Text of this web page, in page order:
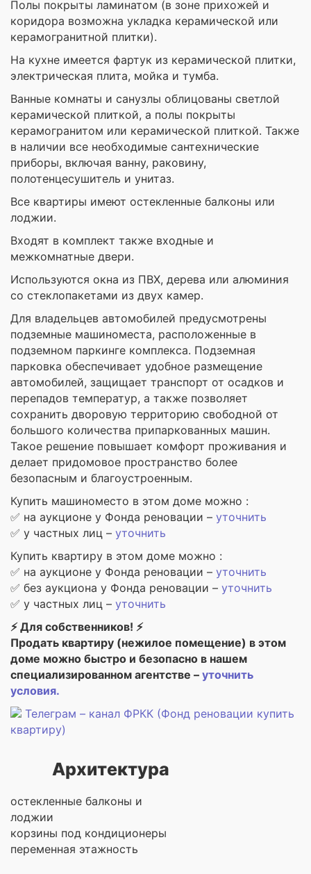
Полы покрыты ламинатом (в зоне прихожей и
коридора возможна укладка керамической или
керамогранитной плитки).
На кухне имеется фартук из керамической плитки,
электрическая плита, мойка и тумба.
Ванные комнаты и санузлы облицованы светлой
керамической плиткой, а полы покрыты
керамогранитом или керамической плиткой. Также
в наличии все необходимые сантехнические
приборы, включая ванну, раковину,
полотенцесушитель и унитаз.
Все квартиры имеют остекленные балконы или
лоджии.
Входят в комплект также входные и
межкомнатные двери.
Используются окна из ПВХ, дерева или алюминия
со стеклопакетами из двух камер.
Для владельцев автомобилей предусмотрены
подземные машиноместа, расположенные в
подземном паркинге комплекса. Подземная
парковка обеспечивает удобное размещение
автомобилей, защищает транспорт от осадков и
перепадов температур, а также позволяет
сохранить дворовую территорию свободной от
большого количества припаркованных машин.
Такое решение повышает комфорт проживания и
делает придомовое пространство более
безопасным и благоустроенным.
Купить машиноместо в этом доме можно :
✅ на аукционе у Фонда реновации – уточнить
✅ у частных лиц – уточнить
Купить квартиру в этом доме можно :
✅ на аукционе у Фонда реновации – уточнить
✅ без аукциона у Фонда реновации – уточнить
✅ у частных лиц – уточнить
⚡ Для собственников! ⚡
Продать квартиру (нежилое помещение) в этом
доме можно быстро и безопасно в нашем
специализированном агентстве – уточнить
условия.
Телеграм – канал ФРКК (Фонд реновации купить
квартиру)
Архитектура
остекленные балконы и
лоджии
корзины под кондиционеры
переменная этажность